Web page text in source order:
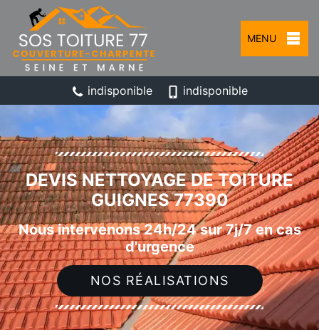
MENU
indisponible indisponible
DEVIS NETTOYAGE DE TOITURE
GUIGNES 77390
Nous intervenons 24h/24 sur 7j/7 en cas
d'urgence
NOS RÉALISATIONS